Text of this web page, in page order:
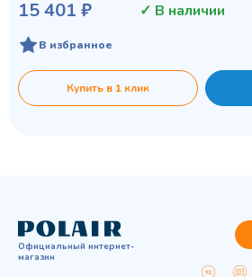
15 401 ₽ ✓ В наличии
В избранное
Купить в 1 клик
Официальный интернет-
магазин